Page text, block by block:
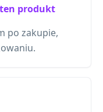
produkt
po zakupie,